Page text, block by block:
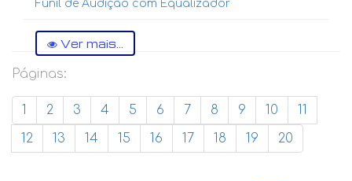
Funil de Audição com Equalizador
Ver mais...
Páginas:
1 2 3 4 5 6 7 8 9 10
11
12
13 14 15 16 17 18 19 20